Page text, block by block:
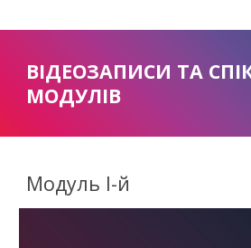
ВІДЕОЗАПИСИ ТА
МОДУЛІВ
Модуль I-й